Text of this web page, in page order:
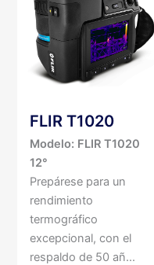
FLIR T1020
Modelo: FLIR T1020
12°
Prepárese para un
rendimiento
termográfico
excepcional, con el
respaldo de 50 añ...